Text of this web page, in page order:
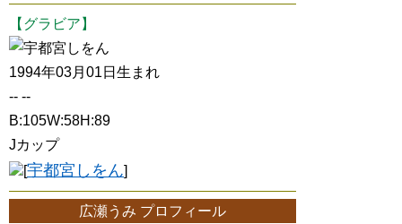
【グラビア】
宇都宮しをん
1994年03月01日生まれ
-- --
B:105W:58H:89
Jカップ
[宇都宮しをん]
広瀬うみ プロフィール